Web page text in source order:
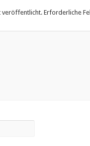
veröffentlicht. Erforderliche